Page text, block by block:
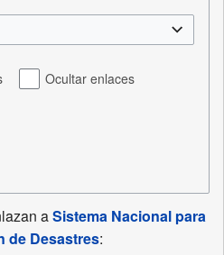
Ocultar enlaces
aSistema Nacional para
de Desastres: